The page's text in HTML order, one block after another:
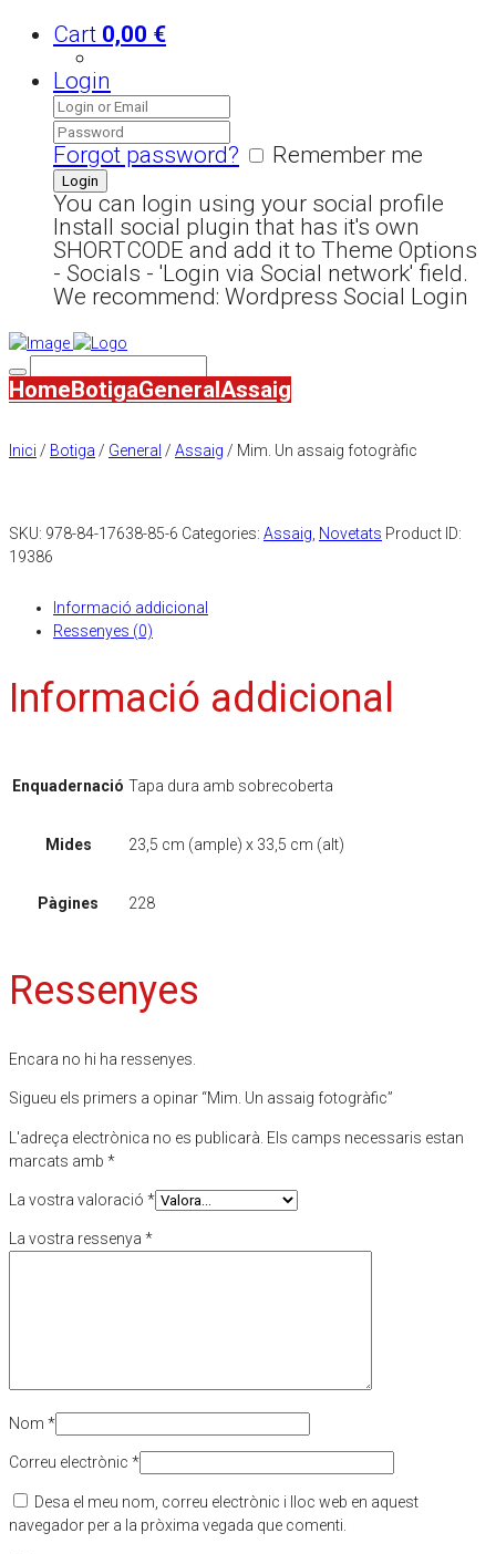
Cart 0,00 €
Login
Forgot password?
Remember me
You can login using your social profile
Install social plugin that has it's own
SHORTCODE and add it to Theme Options
- Socials - 'Login via Social network' field.
We recommend: Wordpress Social Login
HomeBotigaGeneralAssaig
Inici / Botiga / General / Assaig / Mim. Un assaig fotogràfic
SKU: 978-84-17638-85-6 Categories: Assaig Novetats Product ID:
19386
Informació addicional
Ressenyes (0)
Informació addicional
Enquadernació Tapa dura amb sobrecoberta
Mides 23,5 cm (ample) x 33,5 cm (alt)
Pàgines 228
Ressenyes
Encara no hi ha ressenyes.
Sigueu els primers a opinar “Mim. Un assaig fotogràfic”
L'adreça electrònica no es publicarà. Els camps necessaris estan
marcats amb *
La vostra valoració *
La vostra ressenya *
Nom *
Correu electrònic *
Desa el meu nom, correu electrònic i lloc web en aquest
navegador per a la pròxima vegada que comenti.